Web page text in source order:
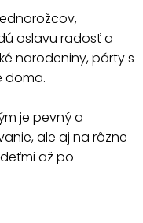
oslavu radosť a
narodeniny, párty s
doma.
je pevný a
ale aj na rôzne
až po